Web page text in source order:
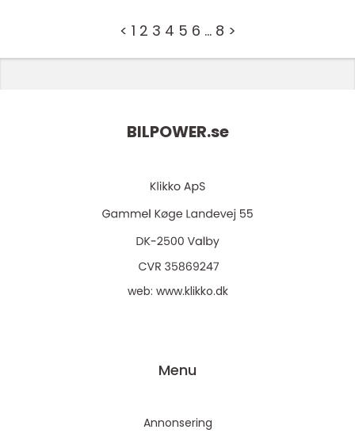
< 1 2 3 4 5 6 … 8 >
BILPOWER.se
web: www.klikko.dk
Menu
Annonsering